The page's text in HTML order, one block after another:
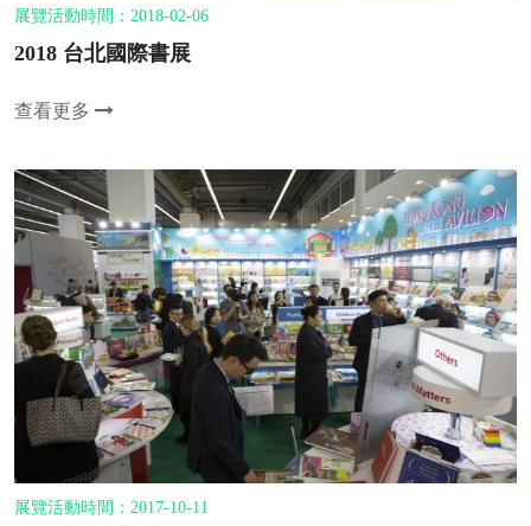
展覽活動時間：2018-02-06
2018 台北國際書展
查看更多
展覽活動時間：2017-10-11